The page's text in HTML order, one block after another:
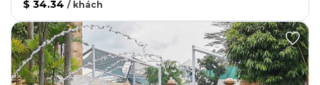
$ 34.34 / khách